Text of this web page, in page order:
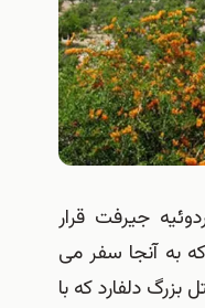
جیرفت قرار
به آنجا سفر می
بزرگ دلفارد که با